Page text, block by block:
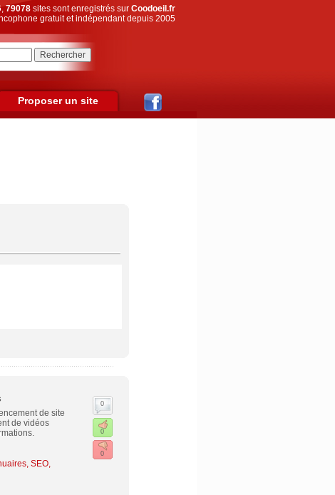
79078sites sont enregistrés sur Coodoeil.fr
gratuit et indépendant depuis 2005
Proposer un site
de site
de vidéos
SEO,
0
0
0